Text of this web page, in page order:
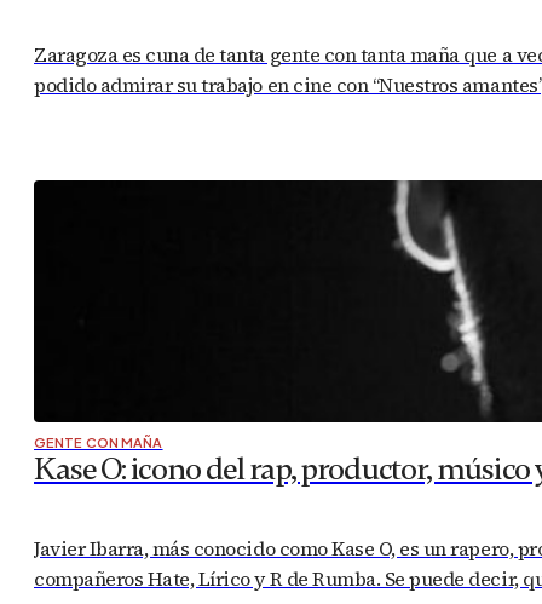
Zaragoza es cuna de tanta gente con tanta maña que a
podido admirar su trabajo en cine con “Nuestros
GENTE CON MAÑA
Kase O: icono del rap, productor, músico
Javier Ibarra, más conocido como Kase O, es un rapero,
compañeros Hate, Lírico y R de Rumba. Se puede decir,